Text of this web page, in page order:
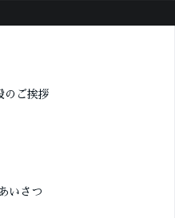
のご挨拶
いさつ